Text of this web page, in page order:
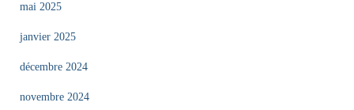
mai 2025
janvier 2025
décembre 2024
novembre 2024